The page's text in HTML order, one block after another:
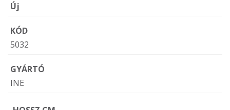
Új
KÓD
5032
GYÁRTÓ
INE